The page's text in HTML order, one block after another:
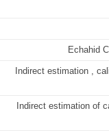
Echahid
Indirect estimation ,
Indirect estimation of